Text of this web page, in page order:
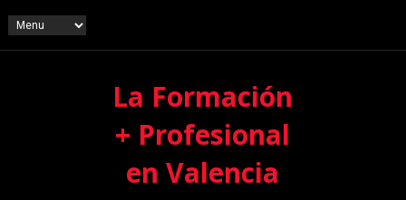
La Formación
+ Profesional
en Valencia